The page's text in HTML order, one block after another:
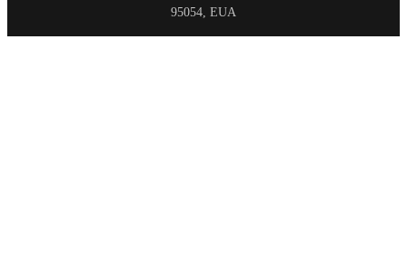
95054, EUA